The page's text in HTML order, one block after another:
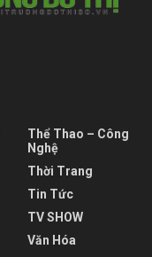
Thể Thao – Công
Nghệ
Thời Trang
Tin Tức
TV SHOW
Văn Hóa